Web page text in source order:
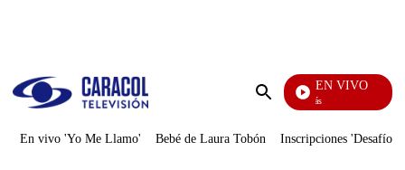
Enviar
EN VIVO
También Caerás
En vivo 'Yo Me Llamo' Bebé de Laura Tobón Inscripciones 'Desafío'